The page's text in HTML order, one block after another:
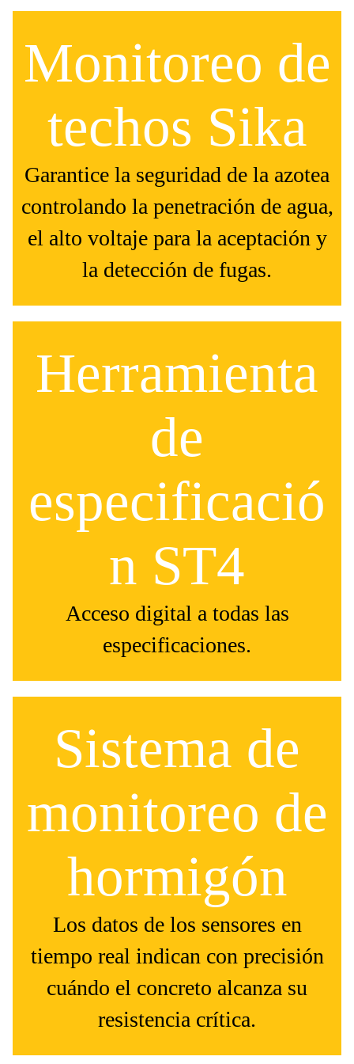
Monitoreo de
techos Sika
Garantice la seguridad de la azotea
controlando la penetración de agua,
el alto voltaje para la aceptación y
la detección de fugas.
Herramienta
de
especificació
n ST4
Acceso digital a todas las
especificaciones.
Sistema de
monitoreo de
hormigón
Los datos de los sensores en
tiempo real indican con precisión
cuándo el concreto alcanza su
resistencia crítica.